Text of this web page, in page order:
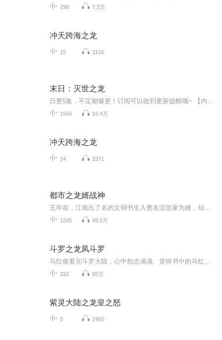
298 7.3万
冲天跨海之龙
15 3116
末日：灭世之龙
1555 19.4万
冲天跨海之龙
14 3371
都市之龙婿战神
1245 45.5万
斗罗之龙凤斗罗
332 85万
紫灵大陆之龙皇之怒
5 2455